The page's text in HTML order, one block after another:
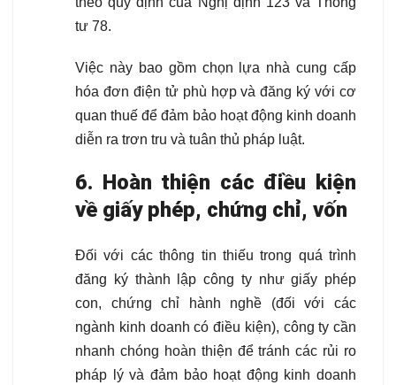
tư 78.
Việc này bao gồm chọn lựa nhà cung cấp
hóa đơn điện tử phù hợp và đăng ký với cơ
quan thuế để đảm bảo hoạt động kinh doanh
diễn ra trơn tru và tuân thủ pháp luật.
6. Hoàn thiện các điều kiện
về giấy phép, chứng chỉ, vốn
Đối với các thông tin thiếu trong quá trình
đăng ký thành lập công ty như giấy phép
con, chứng chỉ hành nghề (đối với các
ngành kinh doanh có điều kiện), công ty cần
nhanh chóng hoàn thiện để tránh các rủi ro
pháp lý và đảm bảo hoạt động kinh doanh